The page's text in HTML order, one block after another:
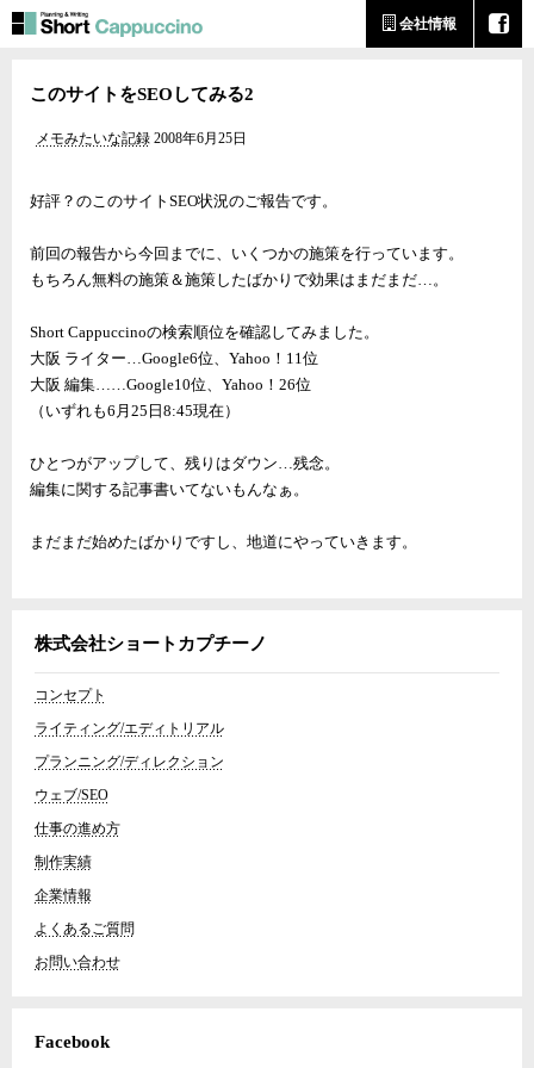
会社情報
このサイトをSEOしてみる2
メモみたいな記録 2008年6月25日
好評？のこのサイトSEO状況のご報告です。
前回の報告から今回までに、いくつかの施策を行っています。
もちろん無料の施策＆施策したばかりで効果はまだまだ…。
Short Cappuccinoの検索順位を確認してみました。
大阪 ライター…Google6位、Yahoo！11位
大阪 編集……Google10位、Yahoo！26位
（いずれも6月25日8:45現在）
ひとつがアップして、残りはダウン…残念。
編集に関する記事書いてないもんなぁ。
まだまだ始めたばかりですし、地道にやっていきます。
株式会社ショートカプチーノ
コンセプト
ライティング/エディトリアル
プランニング/ディレクション
ウェブ/SEO
仕事の進め方
制作実績
企業情報
よくあるご質問
お問い合わせ
Facebook